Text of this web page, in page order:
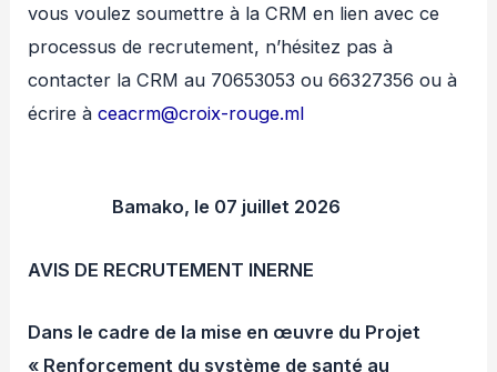
vous voulez soumettre à la CRM en lien avec ce
processus de recrutement, n’hésitez pas à
contacter la CRM au 70653053 ou 66327356 ou à
écrire àceacrm@croix-rouge.ml
Bamako, le 07 juillet 2026
AVIS DE RECRUTEMENT INERNE
Dans le cadre de la mise en œuvre du Projet
« Renforcement du système de santé au